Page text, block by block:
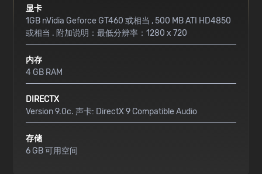
显卡
1GB nVidia Geforce GT460 或相当 , 500 MB ATI HD4850
或相当 . 附加说明：最低分辨率：1280 x 720
内存
4 GB RAM
DIRECTX
Version 9.0c. 声卡: DirectX 9 Compatible Audio
存储
6 GB 可用空间